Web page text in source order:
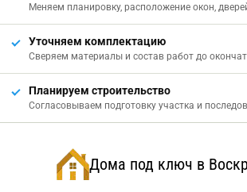
Меняем планировку, расположение окон,
Уточняем комплектацию
Сверяем материалы и состав работ до
Планируем строительство
Согласовываем подготовку участка и
Дома под ключ в